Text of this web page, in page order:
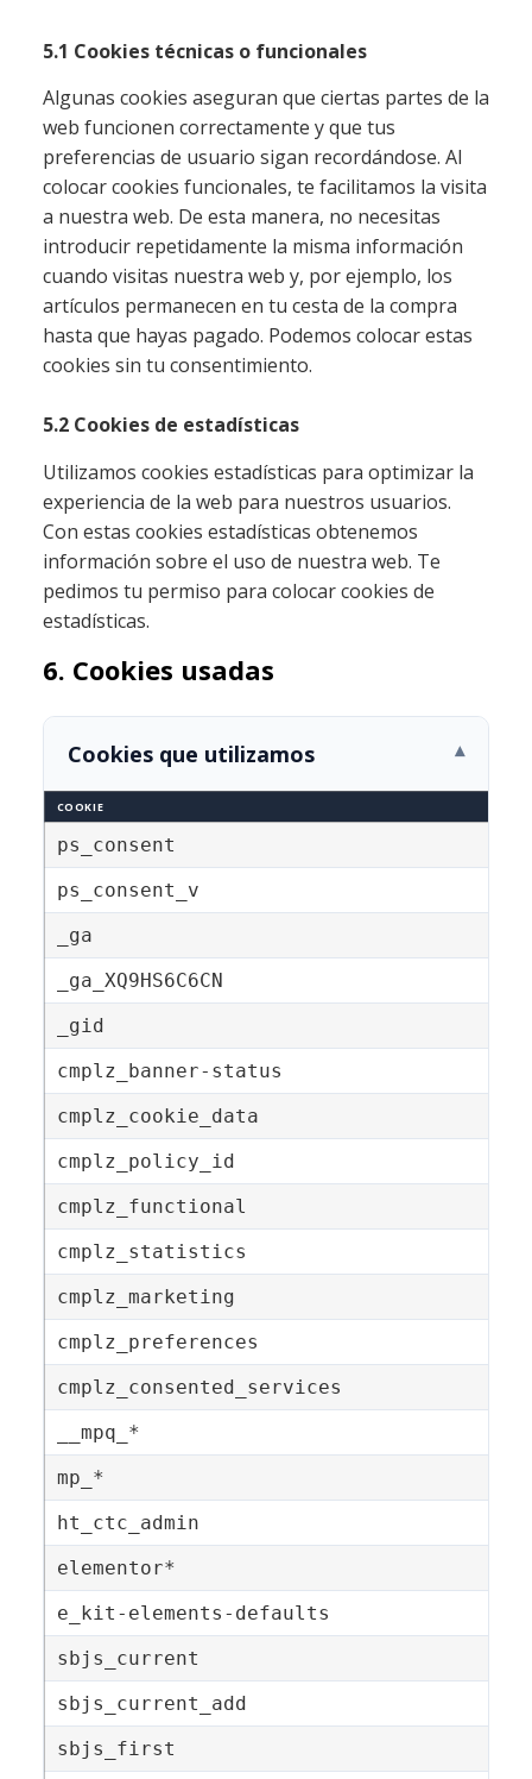
5.1 Cookies técnicas o funcionales
Algunas cookies aseguran que ciertas partes de la
web funcionen correctamente y que tus
preferencias de usuario sigan recordándose. Al
colocar cookies funcionales, te facilitamos la visita
a nuestra web. De esta manera, no necesitas
introducir repetidamente la misma información
cuando visitas nuestra web y, por ejemplo, los
artículos permanecen en tu cesta de la compra
hasta que hayas pagado. Podemos colocar estas
cookies sin tu consentimiento.
5.2 Cookies de estadísticas
Utilizamos cookies estadísticas para optimizar la
experiencia de la web para nuestros usuarios.
Con estas cookies estadísticas obtenemos
información sobre el uso de nuestra web. Te
pedimos tu permiso para colocar cookies de
estadísticas.
6. Cookies usadas
Cookies que utilizamos ▾
COOKIE
ps_consent
ps_consent_v
_ga
_ga_XQ9HS6C6CN
_gid
cmplz_banner-status
cmplz_cookie_data
cmplz_policy_id
cmplz_functional
cmplz_statistics
cmplz_marketing
cmplz_preferences
cmplz_consented_services
__mpq_*
mp_*
ht_ctc_admin
elementor*
e_kit-elements-defaults
sbjs_current
sbjs_current_add
sbjs_first